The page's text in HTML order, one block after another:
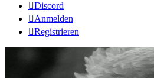
Discord
Anmelden
Registrieren